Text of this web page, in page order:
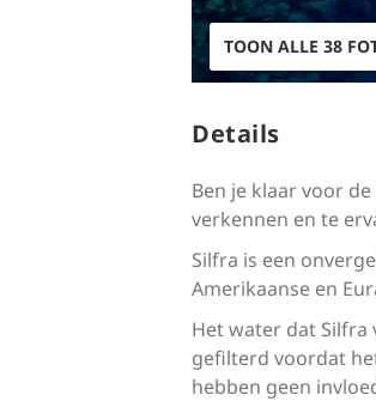
TOON ALLE 38
Details
Ben je klaar voor
verkennen en te
Silfra is een
Amerikaanse en
Het water dat
gefilterd voordat
hebben geen